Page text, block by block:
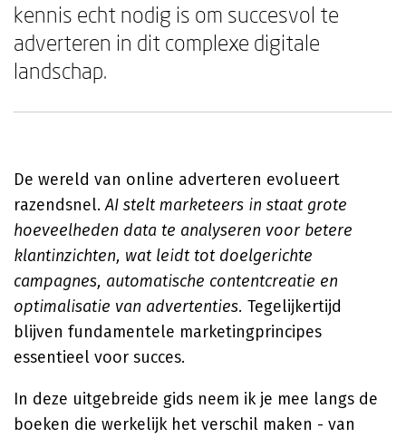
kennis echt nodig is om succesvol te
adverteren in dit complexe digitale
landschap.
De wereld van online adverteren evolueert
razendsnel.AI stelt marketeers in staat grote
hoeveelheden data te analyseren voor betere
klantinzichten, wat leidt tot doelgerichte
campagnes, automatische contentcreatie en
optimalisatie van advertenties. Tegelijkertijd
blijven fundamentele marketingprincipes
essentieel voor succes.
In deze uitgebreide gids neem ik je mee langs de
boeken die werkelijk het verschil maken - van